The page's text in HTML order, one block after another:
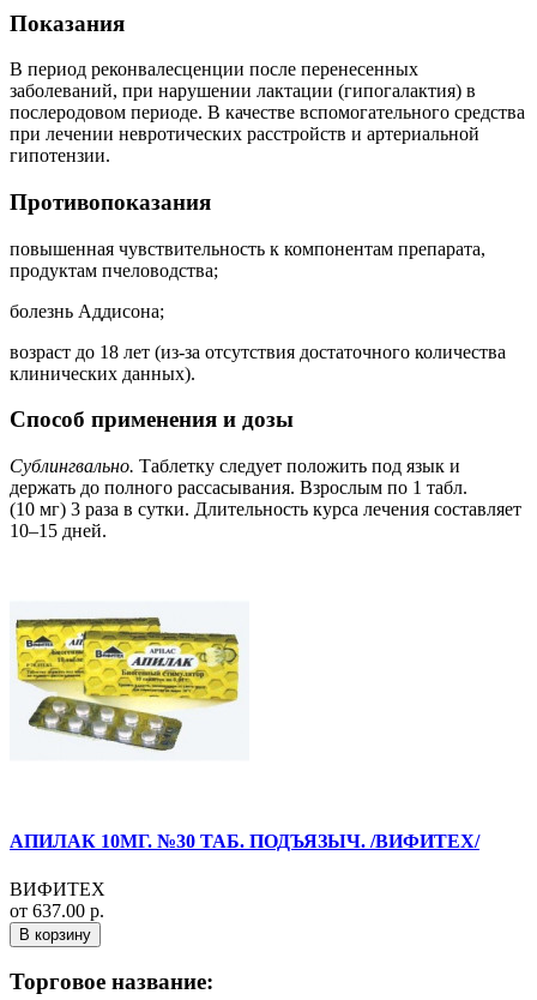
Показания
В период реконвалесценции после перенесенных
заболеваний, при нарушении лактации (гипогалактия) в
послеродовом периоде. В качестве вспомогательного средства
при лечении невротических расстройств и артериальной
гипотензии.
Противопоказания
повышенная чувствительность к компонентам препарата,
продуктам пчеловодства;
болезнь Аддисона;
возраст до 18 лет (из-за отсутствия достаточного количества
клинических данных).
Способ применения и дозы
Сублингвально. Таблетку следует положить под язык и
держать до полного рассасывания. Взрослым по 1 табл.
(10 мг) 3 раза в сутки. Длительность курса лечения составляет
10–15 дней.
АПИЛАК 10МГ. №30 ТАБ. ПОДЪЯЗЫЧ. /ВИФИТЕХ/
ВИФИТЕХ
от 637.00 р.
В корзину
Торговое название: